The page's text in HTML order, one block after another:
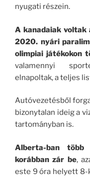
nyugati részein.
A kanadaiak voltak
2020. nyári
olimpiai játékokon
valamennyi
elnapoltak, a teljes
Autóvezetésből
bizonytalan ideig a
tartományban is.
Alberta-ban
korábban zár be,
este 9 óra helyett 8-